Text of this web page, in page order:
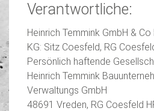
Verantwortliche:
Heinrich Temmink GmbH & Co
KG: Sitz Coesfeld, RG
Persönlich haftende
Heinrich Temmink
Verwaltungs GmbH
48691 Vreden, RG Coesfeld